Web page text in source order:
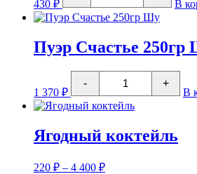
430 ₽
Пуэр
Гнездо
Шу
В
Пуэр Счастье 250гр
1 370 ₽
-
Количество
товара
Пуэр
Счастье
Шу
+
В
Ягодный коктейль
220 ₽ – 4 400 ₽Диапазон